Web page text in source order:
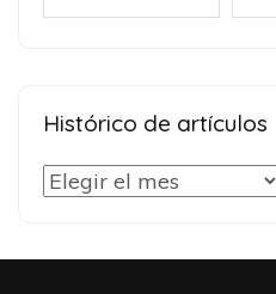
Histórico de artículos
Histórico